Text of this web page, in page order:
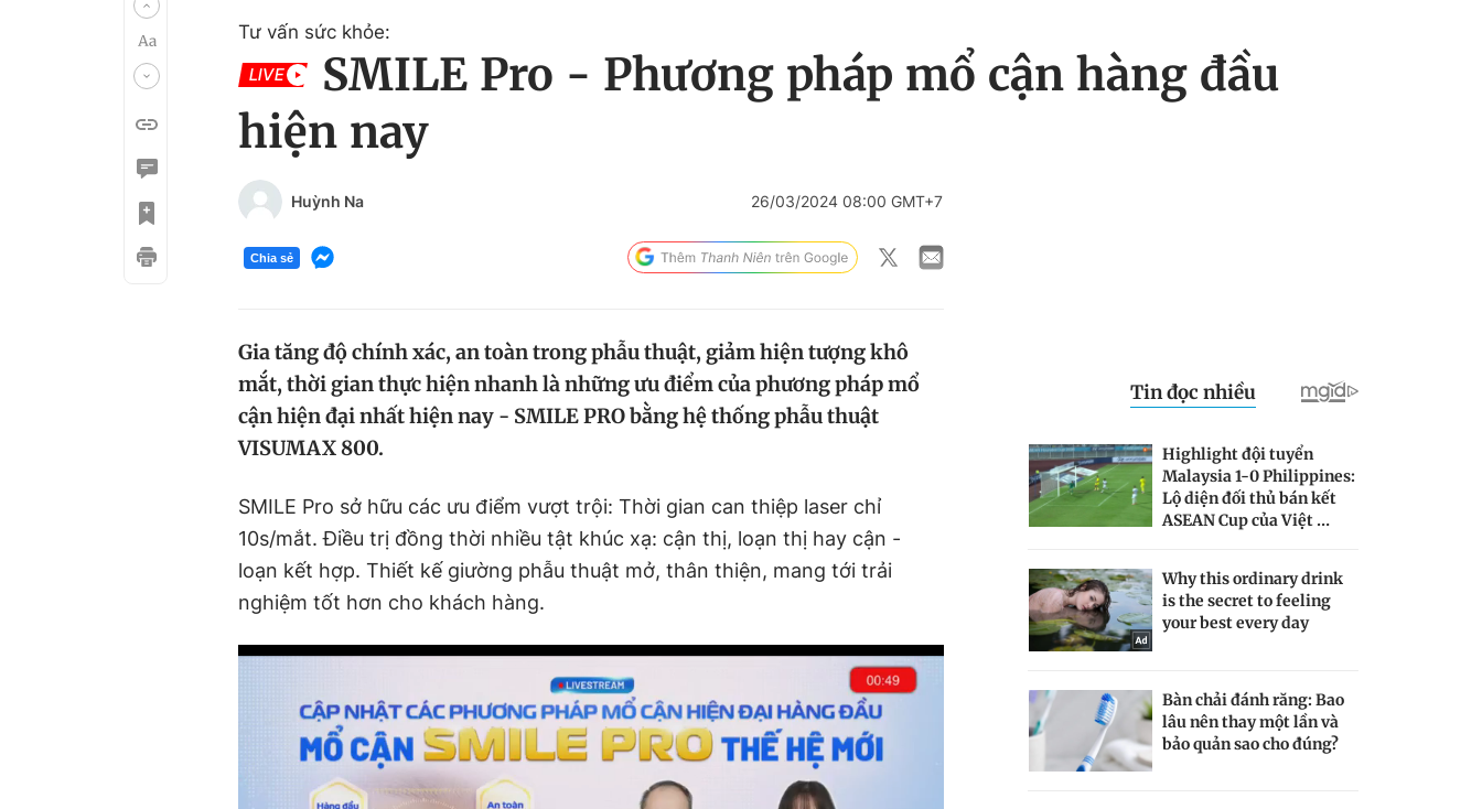
Tư vấn sức khỏe:
LIVE
SMILE Pro - Phương pháp mổ cận hàng đầu
hiện nay
Huỳnh Na 26/03/2024 08:00 GMT+7
Chia sẻ
Gia tăng độ chính xác, an toàn trong phẫu thuật, giảm hiện tượng khô
mắt, thời gian thực hiện nhanh là những ưu điểm của phương pháp mổ
cận hiện đại nhất hiện nay - SMILE PRO bằng hệ thống phẫu thuật
VISUMAX 800.
SMILE Pro sở hữu các ưu điểm vượt trội: Thời gian can thiệp laser chỉ
10s/mắt. Điều trị đồng thời nhiều tật khúc xạ: cận thị, loạn thị hay cận -
loạn kết hợp. Thiết kế giường phẫu thuật mở, thân thiện, mang tới trải
nghiệm tốt hơn cho khách hàng.